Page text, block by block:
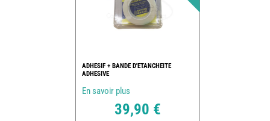
ADHESIF + BANDE D'ETANCHEITE
ADHESIVE
En savoir plus
39,90 €